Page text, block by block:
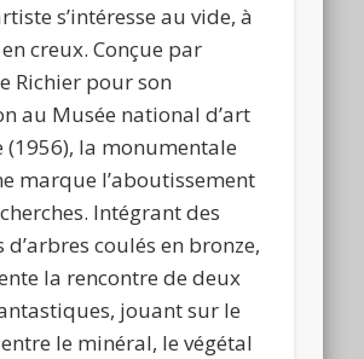
s’intéresse au vide, à
creux. Conçue par
Richier pour son
au Musée national d’art
(1956), la monumentale
marque l’aboutissement
Intégrant des
d’arbres coulés en bronze,
la rencontre de deux
jouant sur le
le minéral, le végétal